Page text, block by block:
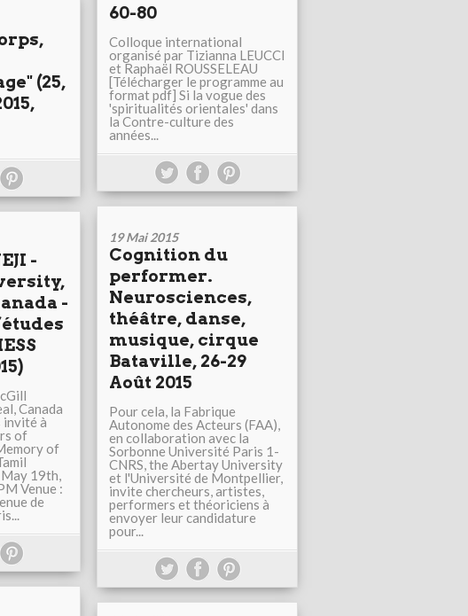
60-80
Colloque international
organisé par Tizianna LEUCCI
et Raphaël ROUSSELEAU
[Télécharger le programme au
format pdf] Si la vogue des
'spiritualités orientales' dans
la Contre-culture des
années...
(25,
19 Mai 2015
Cognition du
performer.
Neurosciences,
théâtre, danse,
musique, cirque
Bataville, 26-29
Août 2015
Pour cela, la Fabrique
Autonome des Acteurs (FAA),
en collaboration avec la
Sorbonne Université Paris 1-
CNRS, the Abertay University
et l'Université de Montpellier,
invite chercheurs, artistes,
performers et théoriciens à
envoyer leur candidature
pour...
-
-
Canada
invité à
of
of
19th,
Venue :
de